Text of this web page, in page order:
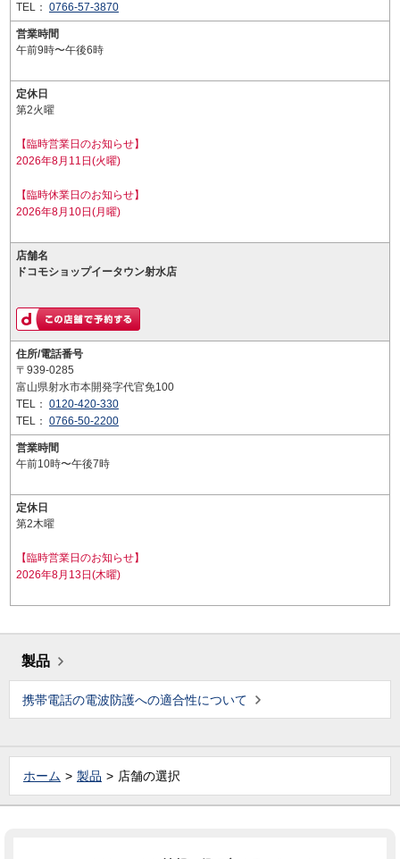
TEL： 0766-57-3870
営業時間
午前9時〜午後6時
定休日
第2火曜
【臨時営業日のお知らせ】
2026年8月11日(火曜)
【臨時休業日のお知らせ】
2026年8月10日(月曜)
店舗名
ドコモショップイータウン射水店
住所/電話番号
〒939-0285
富山県射水市本開発字代官免100
TEL： 0120-420-330
TEL： 0766-50-2200
営業時間
午前10時〜午後7時
定休日
第2木曜
【臨時営業日のお知らせ】
2026年8月13日(木曜)
製品
携帯電話の電波防護への適合性について
ホーム 製品 店舗の選択